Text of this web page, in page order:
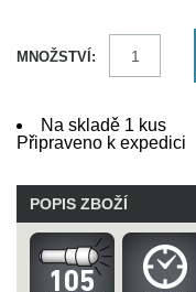
MNOŽSTVÍ:
Na skladě 1 kus
Připraveno k expedici
POPIS ZBOŽÍ